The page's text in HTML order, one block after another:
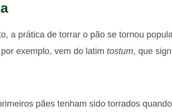
a prática de torrar o pão se tornou
exemplo, vem do latim tostum, que
pães tenham sido torrados